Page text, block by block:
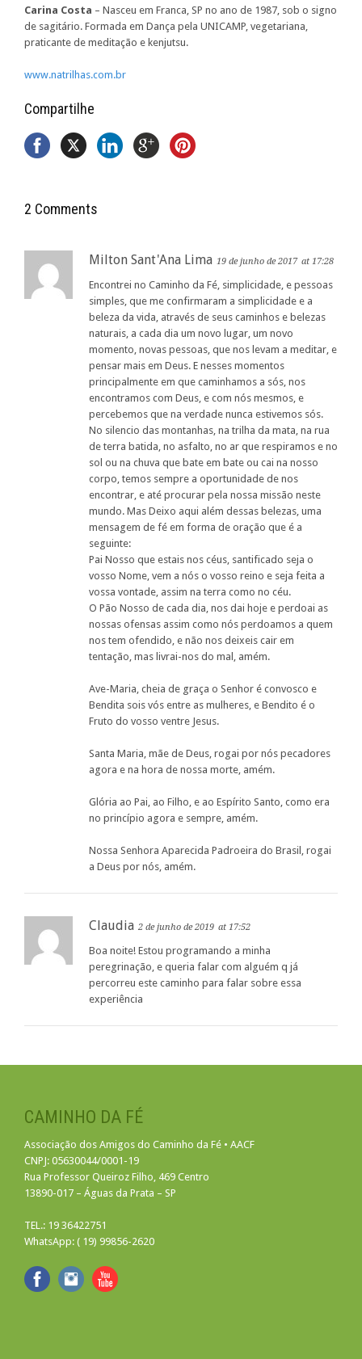
Carina Costa – Nasceu em Franca, SP no ano de 1987, sob o signo
de sagitário. Formada em Dança pela UNICAMP, vegetariana,
praticante de meditação e kenjutsu.
www.natrilhas.com.br
Compartilhe
2 Comments
Milton Sant'Ana Lima 19 de junho de 2017 at 17:28
Encontrei no Caminho da Fé, simplicidade, e pessoas
simples, que me confirmaram a simplicidade e a
beleza da vida, através de seus caminhos e belezas
naturais, a cada dia um novo lugar, um novo
momento, novas pessoas, que nos levam a meditar, e
pensar mais em Deus. E nesses momentos
principalmente em que caminhamos a sós, nos
encontramos com Deus, e com nós mesmos, e
percebemos que na verdade nunca estivemos sós.
No silencio das montanhas, na trilha da mata, na rua
de terra batida, no asfalto, no ar que respiramos e no
sol ou na chuva que bate em bate ou cai na nosso
corpo, temos sempre a oportunidade de nos
encontrar, e até procurar pela nossa missão neste
mundo. Mas Deixo aqui além dessas belezas, uma
mensagem de fé em forma de oração que é a
seguinte:
Pai Nosso que estais nos céus, santificado seja o
vosso Nome, vem a nós o vosso reino e seja feita a
vossa vontade, assim na terra como no céu.
O Pão Nosso de cada dia, nos dai hoje e perdoai as
nossas ofensas assim como nós perdoamos a quem
nos tem ofendido, e não nos deixeis cair em
tentação, mas livrai-nos do mal, amém.
Ave-Maria, cheia de graça o Senhor é convosco e
Bendita sois vós entre as mulheres, e Bendito é o
Fruto do vosso ventre Jesus.
Santa Maria, mãe de Deus, rogai por nós pecadores
agora e na hora de nossa morte, amém.
Glória ao Pai, ao Filho, e ao Espírito Santo, como era
no princípio agora e sempre, amém.
Nossa Senhora Aparecida Padroeira do Brasil, rogai
a Deus por nós, amém.
Claudia 2 de junho de 2019 at 17:52
Boa noite! Estou programando a minha
peregrinação, e queria falar com alguém q já
percorreu este caminho para falar sobre essa
experiência
CAMINHO DA FÉ
Associação dos Amigos do Caminho da Fé • AACF
CNPJ: 05630044/0001-19
Rua Professor Queiroz Filho, 469 Centro
13890-017 – Águas da Prata – SP
TEL.: 19 36422751
WhatsApp: ( 19) 99856-2620